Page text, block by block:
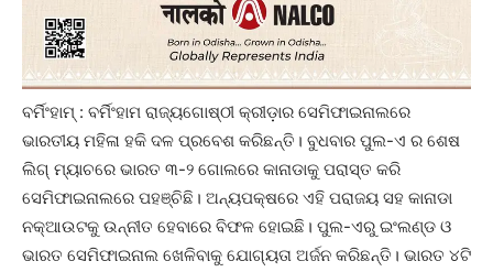
ବର୍ମିଂହାମ୍‌ : ବର୍ମିଂହାମ ରାଜ୍ୟଗୋଷ୍ଠୀ କ୍ରୀଡ଼ାର ସେମିଫାଇନାଲରେ
ଭାରତୀୟ ମହିଳା ହକି ଦଳ ପ୍ରବେଶ କରିଛନ୍ତି। ବୁଧବାର ପୁଲ-ଏ ର ଶେଷ
ଲିଗ୍‌ ମ୍ୟାଚରେ ଭାରତ ୩-୨ ଗୋଲରେ କାନାଡାକୁ ପରାସ୍ତ କରି
ସେମିଫାଇନାଲରେ ପହଞ୍ଚିଛି। ଅନ୍ୟପକ୍ଷରେ ଏହି ପରାଜୟ ସହ କାନାଡା
ନକ୍‌ଆଉଟକୁ ଉନ୍ନୀତ ହେବାରେ ବିଫଳ ହୋଇଛି। ପୁଲ-ଏରୁ ଇଂଲଣ୍ଡ ଓ
ଭାରତ ସେମିଫାଇନାଲ ଖେଳିବାକୁ ଯୋଗ୍ୟତା ଅର୍ଜନ କରିଛନ୍ତି। ଭାରତ ୪ଟି